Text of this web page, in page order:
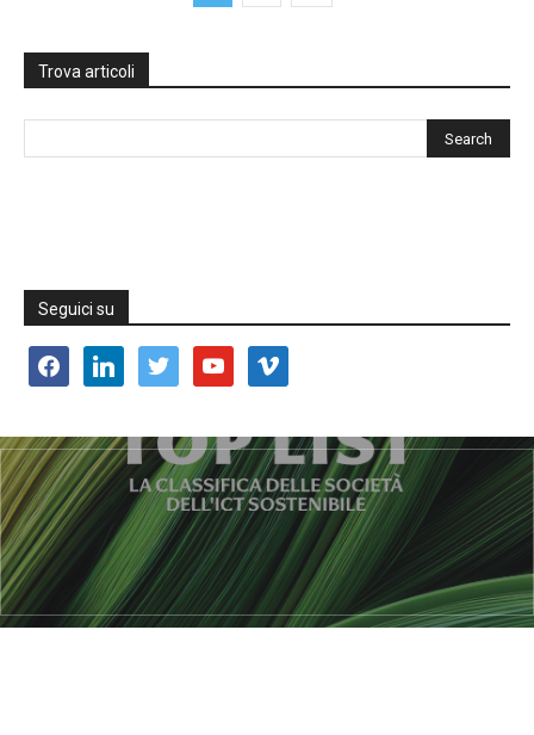
Trova articoli
Seguici su
facebooklinkedin twitter youtube vimeo